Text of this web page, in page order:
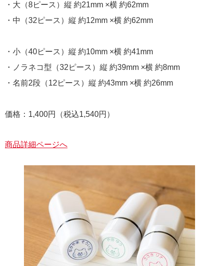
・大（8ピース）縦 約21mm ×横 約62mm
・中（32ピース）縦 約12mm ×横 約62mm
・小（40ピース）縦 約10mm ×横 約41mm
・ノラネコ型（32ピース）縦 約39mm ×横 約8mm
・名前2段（12ピース）縦 約43mm ×横 約26mm
価格：1,400円（税込1,540円）
商品詳細ページへ